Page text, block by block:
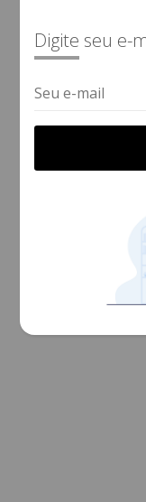
Digite seu e-